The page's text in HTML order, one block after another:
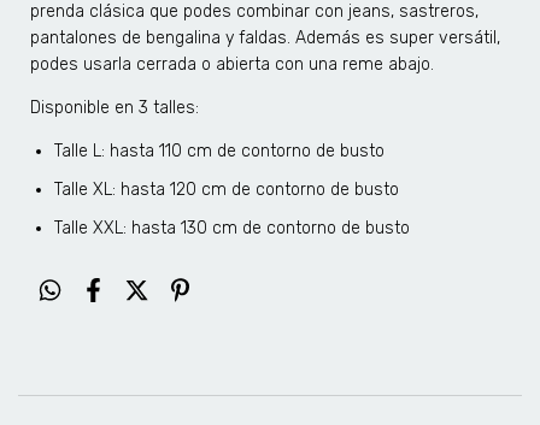
prenda clásica que podes combinar con jeans, sastreros,
pantalones de bengalina y faldas. Además es super versátil,
podes usarla cerrada o abierta con una reme abajo.
Disponible en 3 talles:
Talle L: hasta 110 cm de contorno de busto
Talle XL: hasta 120 cm de contorno de busto
Talle XXL: hasta 130 cm de contorno de busto